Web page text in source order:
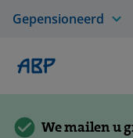
Gepensioneerd
We mailen u